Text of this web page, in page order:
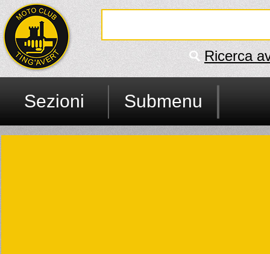
Ricerca
Sezioni Submenu